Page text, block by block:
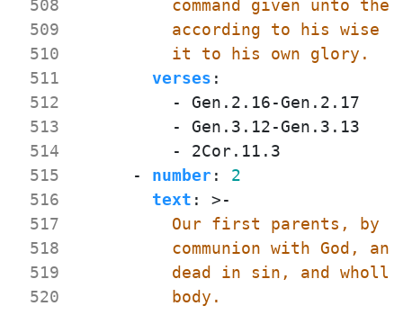
508
509
510
511
512
513
514
515
516
517
518
519
520
          it to his own glory.
verses :
- Gen.2.16-Gen.2.17
- Gen.3.12-Gen.3.13
- 2Cor.11.3
- number:
2
text : >-
          body.